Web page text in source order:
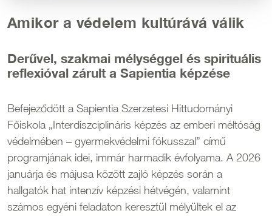
Amikor a védelem kultúrává válik
Derűvel, szakmai mélységgel és spirituális
reflexióval zárult a Sapientia képzése
Befejeződött a Sapientia Szerzetesi Hittudományi
Főiskola „Interdiszciplináris képzés az emberi méltóság
védelmében – gyermekvédelmi fókusszal” című
programjának idei, immár harmadik évfolyama. A 2026
januárja és májusa között zajló képzés során a
hallgatók hat intenzív képzési hétvégén, valamint
számos egyéni feladaton keresztül mélyültek el az